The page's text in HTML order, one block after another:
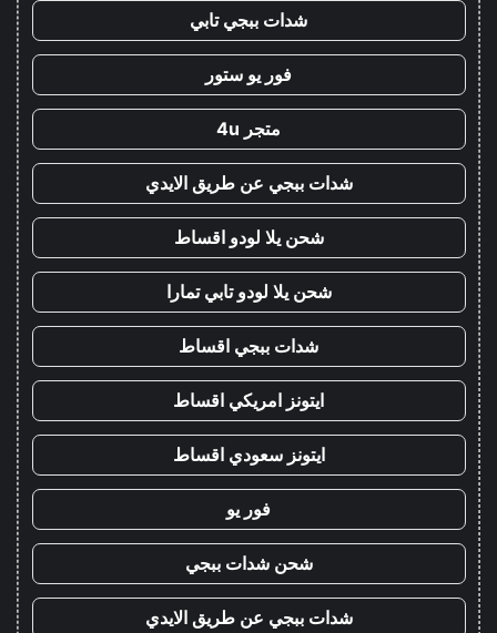
شدات ببجي تابي
فور يو ستور
متجر 4u
شدات ببجي عن طريق الايدي
شحن يلا لودو اقساط
شحن يلا لودو تابي تمارا
شدات ببجي اقساط
ايتونز امريكي اقساط
ايتونز سعودي اقساط
فور يو
شحن شدات ببجي
شدات ببجي عن طريق الايدي